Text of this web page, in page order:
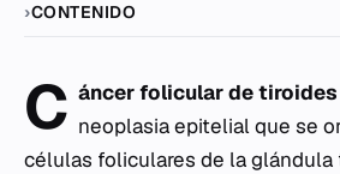
CONTENIDO
C áncer folicular de tiroides
neoplasia epitelial que se
células foliculares de la glándula